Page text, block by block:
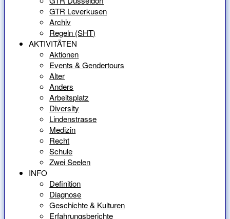
GTR Leverkusen
Archiv
Regeln (SHT)
AKTIVITÄTEN
Aktionen
Events & Gendertours
Alter
Anders
Arbeitsplatz
Diversity
Lindenstrasse
Medizin
Recht
Schule
Zwei Seelen
INFO
Definition
Diagnose
Geschichte & Kulturen
Erfahrungsberichte